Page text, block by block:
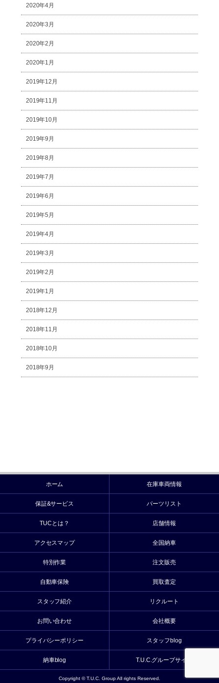
2020年4月
2020年3月
2020年2月
2020年1月
2019年12月
2019年11月
2019年10月
2019年9月
2019年8月
2019年7月
2019年6月
2019年5月
2019年4月
2019年3月
2019年2月
2019年1月
2018年12月
2018年11月
2018年10月
2018年9月
ホーム 在庫車両情報
保証&サービス パーツリスト
TUCとは？ 店舗情報
アクセスマップ 全国納車
特別作業 注文販売
自動車保険 買取査定
スタッフ紹介 リクルート
お問い合わせ 会社概要
プライバシーポリシー スタッフblog
納車blog T.U.C.グループサイト
Copyright © T.U.C. Group All rights Reserved.